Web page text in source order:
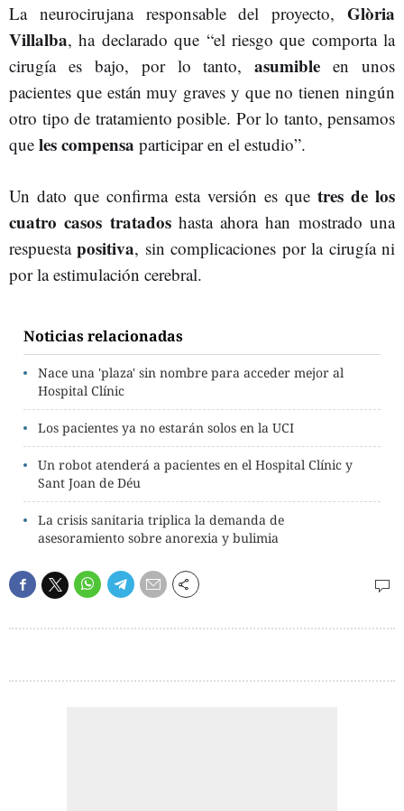
La neurocirujana responsable del proyecto, Glòria
Villalba, ha declarado que “el riesgo que comporta la
cirugía es bajo, por lo tanto,asumible en unos
pacientes que están muy graves y que no tienen ningún
otro tipo de tratamiento posible. Por lo tanto, pensamos
que les compensa participar en el estudio”.
Un dato que confirma esta versión es que tres de los
cuatro casos tratadoshasta ahora han mostrado una
respuestapositiva, sin complicaciones por la cirugía ni
por la estimulación cerebral.
Noticias relacionadas
Nace una 'plaza' sin nombre para acceder mejor al
Hospital Clínic
Los pacientes ya no estarán solos en la UCI
Un robot atenderá a pacientes en el Hospital Clínic y
Sant Joan de Déu
La crisis sanitaria triplica la demanda de
asesoramiento sobre anorexia y bulimia